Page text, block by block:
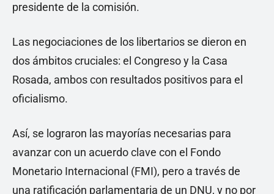
presidente de la comisión.
Las negociaciones de los libertarios se dieron en
dos ámbitos cruciales: el Congreso y la Casa
Rosada, ambos con resultados positivos para el
oficialismo.
Así, se lograron las mayorías necesarias para
avanzar con un acuerdo clave con el Fondo
Monetario Internacional (FMI), pero a través de
una ratificación parlamentaria de un DNU, y no por